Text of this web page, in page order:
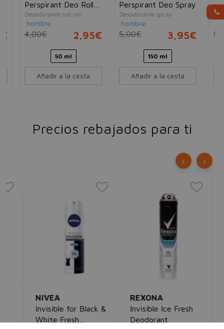
Perspirant Deo Roll-
On
Desodorante roll-on
hombre
4,00€ 2,95€
50 ml
Añadir a la cesta
Perspirant Deo Spray
Desodorante spray
hombre
5,00€ 3,95€
150 ml
Añadir a la cesta
Precios rebajados para ti
NIVEA
Invisible for Black &
White Fresh
REXONA
Invisible Ice Fresh
Deodorant
‹ ›